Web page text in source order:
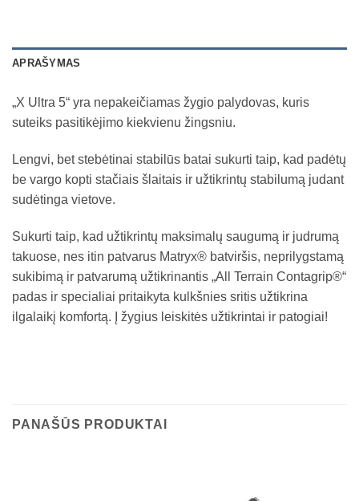
APRAŠYMAS
„X Ultra 5“ yra nepakeičiamas žygio palydovas, kuris
suteiks pasitikėjimo kiekvienu žingsniu.
Lengvi, bet stebėtinai stabilūs batai sukurti taip, kad padėtų
be vargo kopti stačiais šlaitais ir užtikrintų stabilumą judant
sudėtinga vietove.
Sukurti taip, kad užtikrintų maksimalų saugumą ir judrumą
takuose, nes itin patvarus Matryx®️ batviršis, neprilygstamą
sukibimą ir patvarumą užtikrinantis „All Terrain Contagrip®“
padas ir specialiai pritaikyta kulkšnies sritis užtikrina
ilgalaikį komfortą. Į žygius leiskitės užtikrintai ir patogiai!
PANAŠŪS PRODUKTAI